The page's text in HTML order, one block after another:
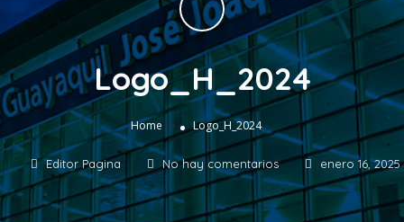
Logo_H_2024
Home » Logo_H_2024
Editor Pagina No hay comentarios enero 16, 2025